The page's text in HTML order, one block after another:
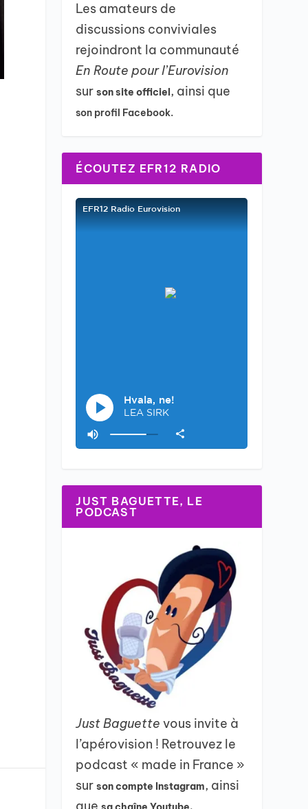
Les amateurs de
discussions conviviales
rejoindront la communauté
En Route pour l’Eurovision
surson site officiel, ainsi que
son profil Facebook.
ÉCOUTEZ EFR12 RADIO
JUST BAGUETTE, LE
PODCAST
Just Baguettevous invite à
l’apérovision ! Retrouvez le
podcast « made in France »
surson compte Instagram, ainsi